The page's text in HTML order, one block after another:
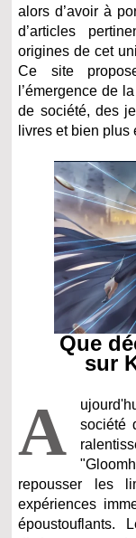
alors d’avoir à
d’articles
origines de cet
Ce site
l’émergence de
de société, des
livres et bien plus
Que
sur
A
société
repousser les
expériences
époustouflants.